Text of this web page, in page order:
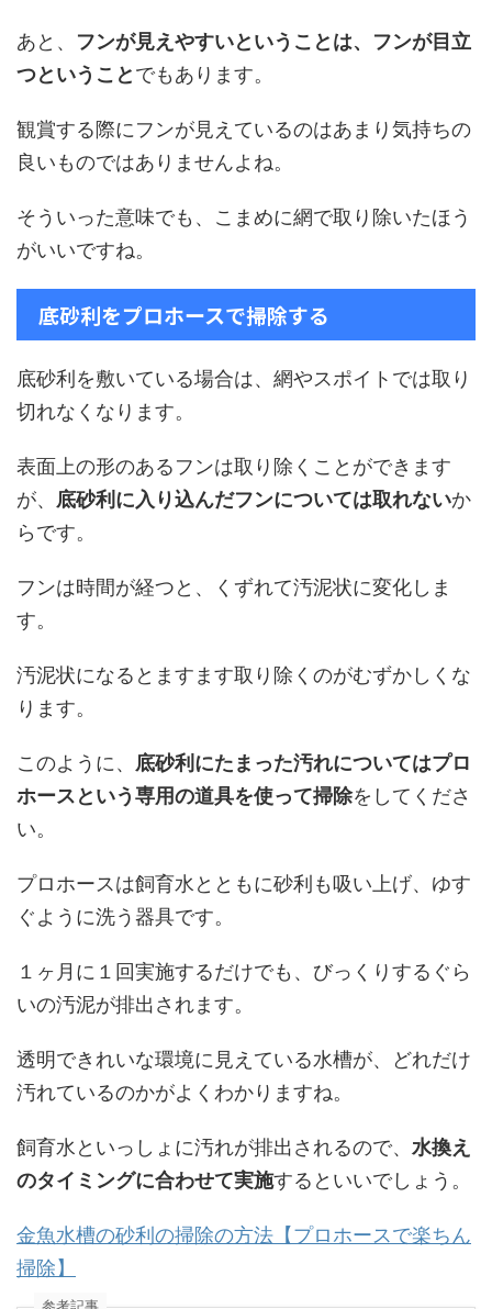
あと、 フンが見えやすいということは、フンが目立
つということでもあります。
観賞する際にフンが見えているのはあまり気持ちの
良いものではありませんよね。
そういった意味でも、こまめに網で取り除いたほう
がいいですね。
底砂利をプロホースで掃除する
底砂利を敷いている場合は、網やスポイトでは取り
切れなくなります。
表面上の形のあるフンは取り除くことができます
が、 底砂利に入り込んだフンについては取れないか
らです。
フンは時間が経つと、くずれて汚泥状に変化しま
す。
汚泥状になるとますます取り除くのがむずかしくな
ります。
このように、 底砂利にたまった汚れについてはプロ
ホースという専用の道具を使って掃除をしてくださ
い。
プロホースは飼育水とともに砂利も吸い上げ、ゆす
ぐように洗う器具です。
１ヶ月に１回実施するだけでも、びっくりするぐら
いの汚泥が排出されます。
透明できれいな環境に見えている水槽が、どれだけ
汚れているのかがよくわかりますね。
飼育水といっしょに汚れが排出されるので、 水換え
のタイミングに合わせて実施するといいでしょう。
金魚水槽の砂利の掃除の方法【プロホースで楽ちん
掃除】